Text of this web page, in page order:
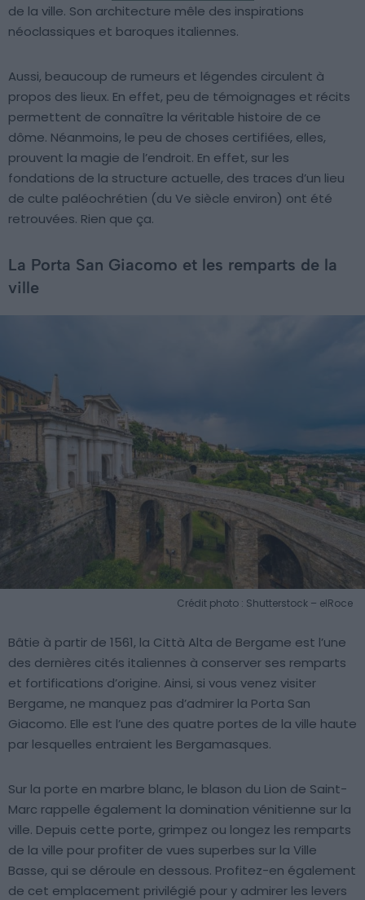
de la ville. Son architecture mêle des inspirations
néoclassiques et baroques italiennes.
Aussi, beaucoup de rumeurs et légendes circulent à
propos des lieux. En effet, peu de témoignages et récits
permettent de connaître la véritable histoire de ce
dôme. Néanmoins, le peu de choses certifiées, elles,
prouvent la magie de l’endroit. En effet, sur les
fondations de la structure actuelle, des traces d’un lieu
de culte paléochrétien (du Ve siècle environ) ont été
retrouvées. Rien que ça.
La Porta San Giacomo et les remparts de la
ville
Crédit photo : Shutterstock – elRoce
Bâtie à partir de 1561, la Città Alta de Bergame est l’une
des dernières cités italiennes à conserver ses remparts
et fortifications d’origine. Ainsi, si vous venez visiter
Bergame, ne manquez pas d’admirer la Porta San
Giacomo. Elle est l’une des quatre portes de la ville haute
par lesquelles entraient les Bergamasques.
Sur la porte en marbre blanc, le blason du Lion de Saint-
Marc rappelle également la domination vénitienne sur la
ville. Depuis cette porte, grimpez ou longez les remparts
de la ville pour profiter de vues superbes sur la Ville
Basse, qui se déroule en dessous. Profitez-en également
de cet emplacement privilégié pour y admirer les levers